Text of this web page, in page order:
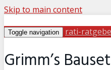
Skip to main content
Toggle navigation rati-
Grimm’s